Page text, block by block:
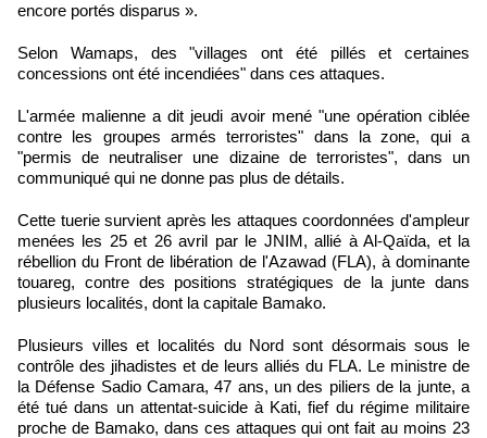
encore portés disparus ».
Selon Wamaps, des "villages ont été pillés et certaines
concessions ont été incendiées" dans ces attaques.
L'armée malienne a dit jeudi avoir mené "une opération ciblée
contre les groupes armés terroristes" dans la zone, qui a
"permis de neutraliser une dizaine de terroristes", dans un
communiqué qui ne donne pas plus de détails.
Cette tuerie survient après les attaques coordonnées d'ampleur
menées les 25 et 26 avril par le JNIM, allié à Al-Qaïda, et la
rébellion du Front de libération de l'Azawad (FLA), à dominante
touareg, contre des positions stratégiques de la junte dans
plusieurs localités, dont la capitale Bamako.
Plusieurs villes et localités du Nord sont désormais sous le
contrôle des jihadistes et de leurs alliés du FLA. Le ministre de
la Défense Sadio Camara, 47 ans, un des piliers de la junte, a
été tué dans un attentat-suicide à Kati, fief du régime militaire
proche de Bamako, dans ces attaques qui ont fait au moins 23